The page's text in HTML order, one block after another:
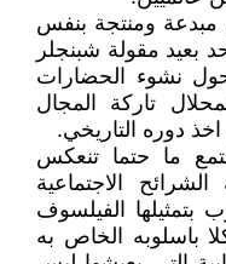
مبدعة ومنتجة بنفس
بعيد مقولة شبنجلر
نشوء الحضارات
تاركة المجال
دوره التاريخي.
ما حتما تنعكس
الاجتماعية
بتمثيلها الفيلسوف
باسلوبه الخاص به